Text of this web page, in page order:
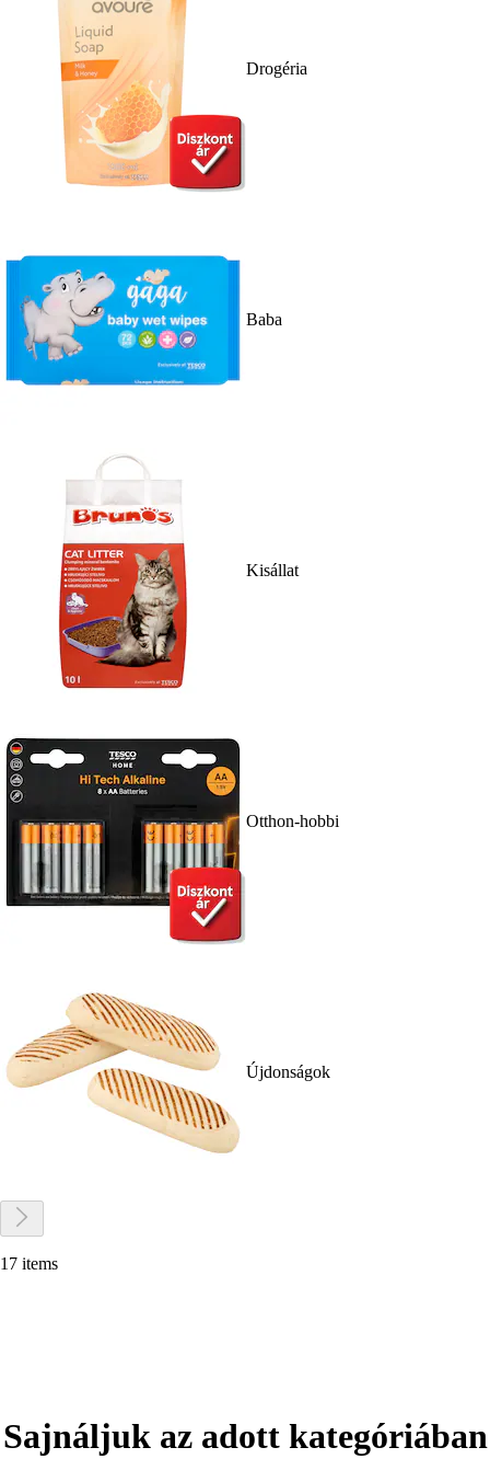
Drogéria
Baba
Kisállat
Otthon-hobbi
Újdonságok
17 items
Sajnáljuk az adott kategóriában